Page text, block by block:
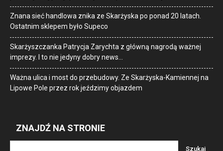
Znana sieć handlowa znika ze Skarżyska po ponad 20 latach.
Ostatnim sklepem było Supeco
Skarżyszczanka Patrycja Zarychta z główną nagrodą ważnej
imprezy. I to nie jedyny dobry news…
Ważna ulica i most do przebudowy. Ze Skarżyska-Kamiennej na
Lipowe Pole przez rok jeździmy objazdem
ZNAJDŹ NA STRONIE